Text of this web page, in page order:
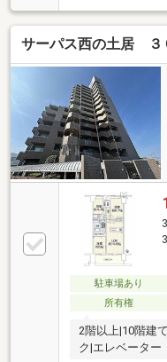
局まで徒歩約6
サーパス西の土居 ３
駐車場あり
所有権
2階以上|10階建
ク|エレベーター